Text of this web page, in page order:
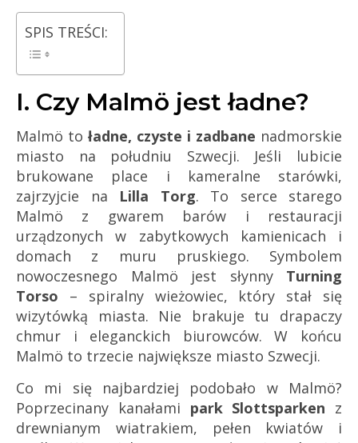
SPIS TREŚCI:
I. Czy Malmö jest ładne?
Malmö to ładne, czyste i zadbane nadmorskie
miasto na południu Szwecji. Jeśli lubicie
brukowane place i kameralne starówki,
zajrzyjcie na Lilla Torg. To serce starego
Malmö z gwarem barów i restauracji
urządzonych w zabytkowych kamienicach i
domach z muru pruskiego. Symbolem
nowoczesnego Malmö jest słynny Turning
Torso – spiralny wieżowiec, który stał się
wizytówką miasta. Nie brakuje tu drapaczy
chmur i eleganckich biurowców. W końcu
Malmö to trzecie największe miasto Szwecji.
Co mi się najbardziej podobało w Malmö?
Poprzecinany kanałami park Slottsparken z
drewnianym wiatrakiem, pełen kwiatów i